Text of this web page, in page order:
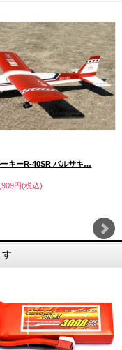
キーR-40SR バルサキ…
円(税込)